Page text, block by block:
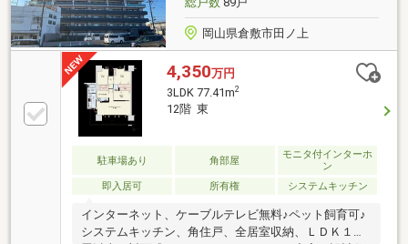
可能でございます。
岡山県倉敷市田ノ上
4,350万円
3LDK 77.41m2
12階 東
駐車場あり 角部屋
モニタ付インターホ
ン
即入居可
所有権 システムキッチン
インターネット、ケーブルテレビ無料♪ペット飼育可♪
システムキッチン、角住戸、全居室収納、ＬＤＫ１５